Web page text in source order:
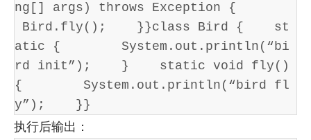
ng[] args) throws Exception {
Bird.fly();    }}class Bird {    st
atic {        System.out.println(“bi
rd init”);    }    static void fly()
{        System.out.println(“bird fl
y”);    }}
执行后输出：